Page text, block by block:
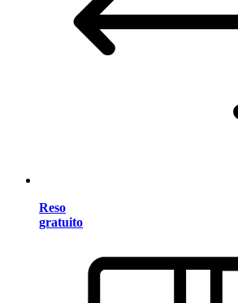
Reso
gratuito